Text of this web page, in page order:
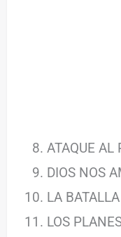
ATAQUE AL
DIOS NOS
LA
LOS